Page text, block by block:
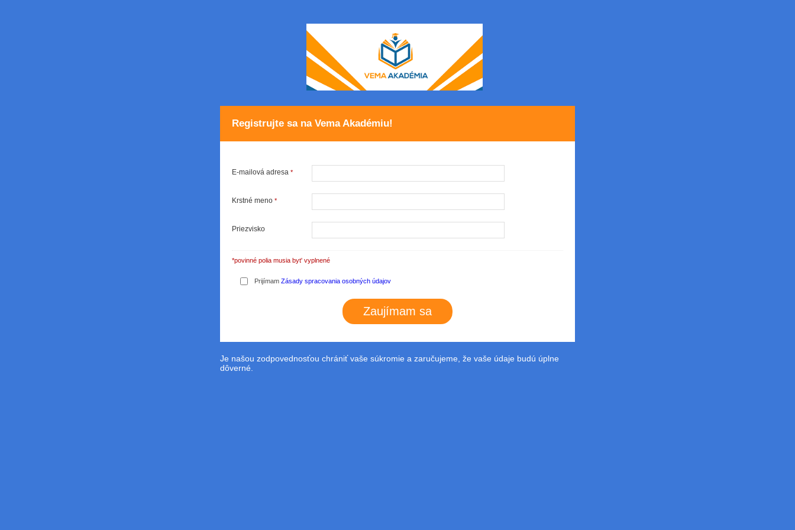
Registrujte sa na Vema Akadémiu!
E-mailová adresa *
Krstné meno *
Priezvisko
*povinné polia musia byt' vyplnené
Prijímam Zásady spracovania osobných údajov
Je našou zodpovednosťou chrániť vaše súkromie a zaručujeme, že vaše údaje budú úplne
dôverné.